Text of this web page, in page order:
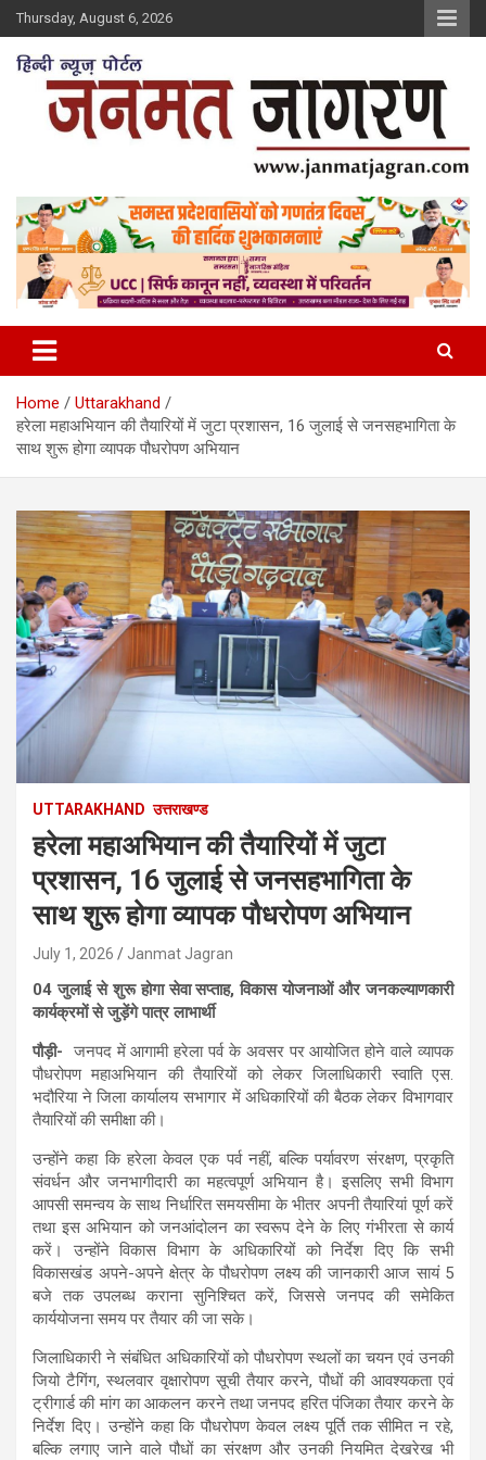
Skip
to
content
Thursday, August 6, 2026
Home
Uttarakhand
हरेला महाअभियान की तैयारियों में जुटा प्रशासन, 16 जुलाई से जनसहभागिता के
साथ शुरू होगा व्यापक पौधरोपण अभियान
UTTARAKHAND उत्तराखण्ड
हरेला महाअभियान की तैयारियों में जुटा
प्रशासन, 16 जुलाई से जनसहभागिता के
साथ शुरू होगा व्यापक पौधरोपण अभियान
July 1, 2026 Janmat Jagran
04 जुलाई से शुरू होगा सेवा सप्ताह, विकास योजनाओं और जनकल्याणकारी
कार्यक्रमों से जुड़ेंगे पात्र लाभार्थी
पौड़ी- जनपद में आगामी हरेला पर्व के अवसर पर आयोजित होने वाले व्यापक
पौधरोपण महाअभियान की तैयारियों को लेकर जिलाधिकारी स्वाति एस.
भदौरिया ने जिला कार्यालय सभागार में अधिकारियों की बैठक लेकर विभागवार
तैयारियों की समीक्षा की।
उन्होंने कहा कि हरेला केवल एक पर्व नहीं, बल्कि पर्यावरण संरक्षण, प्रकृति
संवर्धन और जनभागीदारी का महत्वपूर्ण अभियान है। इसलिए सभी विभाग
आपसी समन्वय के साथ निर्धारित समयसीमा के भीतर अपनी तैयारियां पूर्ण करें
तथा इस अभियान को जनआंदोलन का स्वरूप देने के लिए गंभीरता से कार्य
करें। उन्होंने विकास विभाग के अधिकारियों को निर्देश दिए कि सभी
विकासखंड अपने-अपने क्षेत्र के पौधरोपण लक्ष्य की जानकारी आज सायं 5
बजे तक उपलब्ध कराना सुनिश्चित करें, जिससे जनपद की समेकित
कार्ययोजना समय पर तैयार की जा सके।
जिलाधिकारी ने संबंधित अधिकारियों को पौधरोपण स्थलों का चयन एवं उनकी
जियो टैगिंग, स्थलवार वृक्षारोपण सूची तैयार करने, पौधों की आवश्यकता एवं
ट्रीगार्ड की मांग का आकलन करने तथा जनपद हरित पंजिका तैयार करने के
निर्देश दिए। उन्होंने कहा कि पौधरोपण केवल लक्ष्य पूर्ति तक सीमित न रहे,
बल्कि लगाए जाने वाले पौधों का संरक्षण और उनकी नियमित देखरेख भी